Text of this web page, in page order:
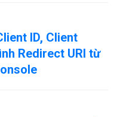
ID, Client
Redirect URI từ